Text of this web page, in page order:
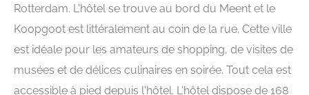
Rotterdam. L'hôtel se trouve au bord du Meent et le
Koopgoot est littéralement au coin de la rue. Cette ville
est idéale pour les amateurs de shopping, de visites de
musées et de délices culinaires en soirée. Tout cela est
accessible à pied depuis l'hôtel. L'hôtel dispose de 168